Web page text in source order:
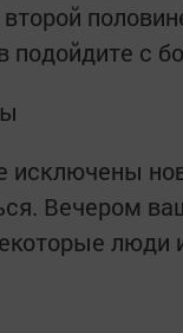
второй
подойдите с
исключены
Вечером
люди